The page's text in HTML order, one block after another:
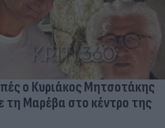
ο Κυριάκος Μητσοτάκης
τη Μαρέβα στο κέντρο της